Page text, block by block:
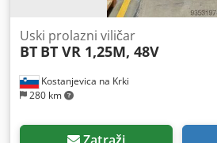
Kostanjevica na Krki
280 km
Uski prolazni viličar
BT BT VR 1,25M, 48V